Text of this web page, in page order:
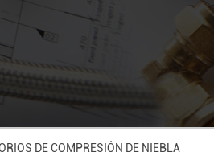
DE COMPRESIÓN DE NIEBLA